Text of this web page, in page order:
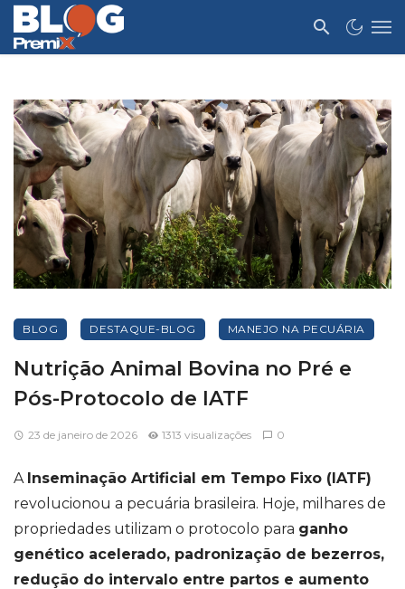
BLOG DESTAQUE-BLOG MANEJO NA PECUÁRIA
Nutrição Animal Bovina no Pré e
Pós-Protocolo de IATF
23 de janeiro de 2026 1313 visualizações 0
A Inseminação Artificial em Tempo Fixo (IATF)
revolucionou a pecuária brasileira. Hoje, milhares de
propriedades utilizam o protocolo para ganho
genético acelerado, padronização de bezerros,
redução do intervalo entre partos e aumento